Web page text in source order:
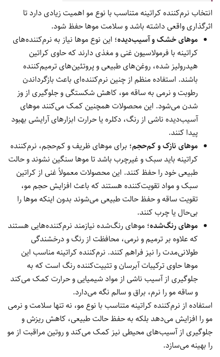
انتخاب نرم‌کننده کراتینه متناسب با نوع مو اهمیت زیادی دارد تا
اثرگذاری واقعی داشته باشد و سلامت موها حفظ شود.
موهای خشک و آسیب‌دیده؛ این نوع موها نیاز به نرم‌کننده‌های
کراتینه با فرمولاسیون غنی و مغذی دارند که حاوی کراتین
هیدرولیز شده، روغن‌های طبیعی و پروتئین‌های ترمیم‌کننده
باشند. استفاده منظم از چنین نرم‌کننده‌ای باعث بازگرداندن
رطوبت و نرمی به ساقه مو، کاهش شکستگی و جلوگیری از وز
شدن می‌شود. این محصولات همچنین کمک می‌کنند موهای
آسیب‌دیده ناشی از رنگ، دکلره یا حرارت ابزارهای آرایشی بهبود
پیدا کنند.
موهای نازک و کم‌حجم؛ برای موهای ظریف و کم‌حجم، نرم‌کننده
کراتینه باید سبک و غیرچرب باشد تا موها سنگین نشوند و حالت
طبیعی خود را حفظ کنند. این محصولات معمولاً غنی از کراتین
سبک و مواد تقویت‌کننده هستند که باعث افزایش حجم مو،
تقویت ساقه و حفظ حالت طبیعی می‌شوند بدون اینکه موها را
بی‌حال یا چرب کنند.
موهای رنگ‌شده؛ موهای رنگ‌شده نیازمند نرم‌کننده‌هایی هستند
که علاوه بر ترمیم و نرمی، محافظت از رنگ و درخشندگی
طولانی‌مدت را نیز فراهم کنند. نرم‌کننده کراتینه مناسب این
موها حاوی ترکیبات آبرسان و تثبیت‌کننده رنگ است که به
جلوگیری از آسیب ناشی از مواد شیمیایی و حرارت کمک می‌کند
و ساقه مو را نرم، براق و سالم نگه می‌دارد.
استفاده از نرم‌کننده کراتینه متناسب با نوع مو، نه تنها سلامت و نرمی
مو را افزایش می‌دهد بلکه به حفظ حالت طبیعی، کاهش ریزش و
جلوگیری از آسیب‌های محیطی نیز کمک می‌کند و روتین مراقبت از مو
را بهینه می‌سازد.